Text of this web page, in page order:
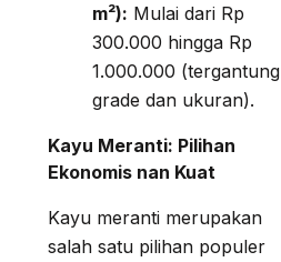
m²): Mulai dari Rp
300.000 hingga Rp
1.000.000 (tergantung
grade dan ukuran).
Kayu Meranti: Pilihan
Ekonomis nan Kuat
Kayu meranti merupakan
salah satu pilihan populer